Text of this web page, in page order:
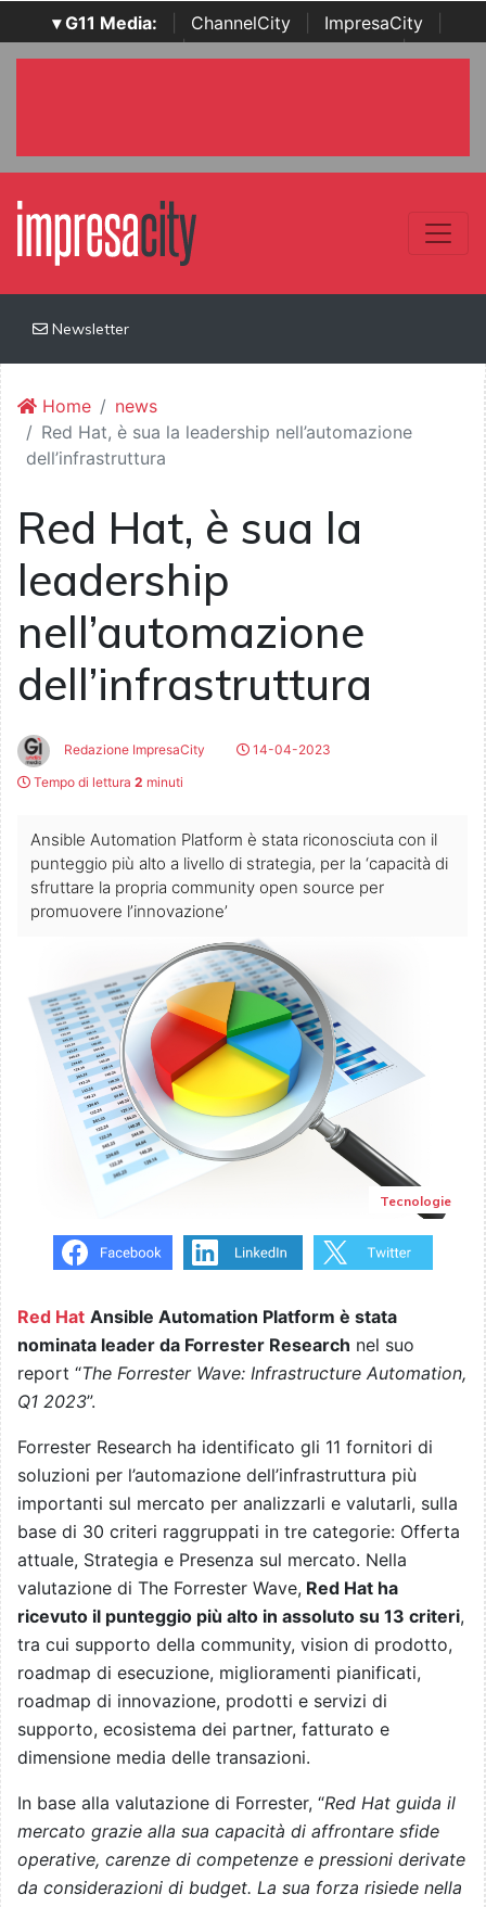
▾ G11 Media: ChannelCity ImpresaCity
SecurityOpenLab | Italian Channel Awards | Italian
Newsletter
Home
news
Red Hat, è sua la leadership nell’automazione
dell’infrastruttura
Red Hat, è sua la
leadership
nell’automazione
dell’infrastruttura
Redazione ImpresaCity
14-04-2023
Tempo di lettura 2 minuti
Ansible Automation Platform è stata riconosciuta con il
punteggio più alto a livello di strategia, per la ‘capacità di
sfruttare la propria community open source per
promuovere l’innovazione’
Tecnologie
Red Hat Ansible Automation Platform è stata
nominata leader da Forrester Research nel suo
report “The Forrester Wave: Infrastructure Automation,
Q1 2023”.
Forrester Research ha identificato gli 11 fornitori di
soluzioni per l’automazione dell’infrastruttura più
importanti sul mercato per analizzarli e valutarli, sulla
base di 30 criteri raggruppati in tre categorie: Offerta
attuale, Strategia e Presenza sul mercato. Nella
valutazione di The Forrester Wave, Red Hat ha
ricevuto il punteggio più alto in assoluto su 13 criteri,
tra cui supporto della community, vision di prodotto,
roadmap di esecuzione, miglioramenti pianificati,
roadmap di innovazione, prodotti e servizi di
supporto, ecosistema dei partner, fatturato e
dimensione media delle transazioni.
In base alla valutazione di Forrester, “Red Hat guida il
mercato grazie alla sua capacità di affrontare sfide
operative, carenze di competenze e pressioni derivate
da considerazioni di budget. La sua forza risiede nella